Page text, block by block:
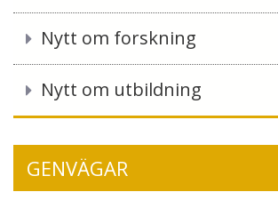
Nytt om forskning
Nytt om utbildning
GENVÄGAR